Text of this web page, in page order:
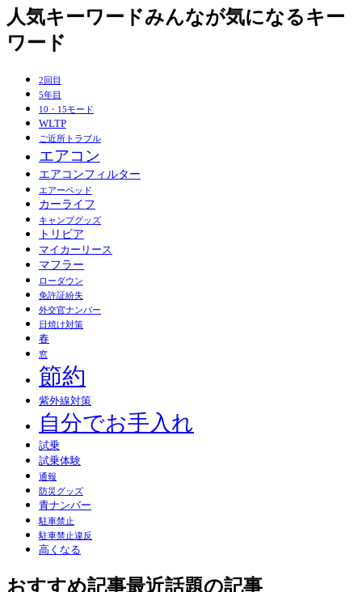
人気キーワードみんなが気になるキー
ワード
2回目
5年目
10・15モード
WLTP
ご近所トラブル
エアコン
エアコンフィルター
エアーベッド
カーライフ
キャンプグッズ
トリビア
マイカーリース
マフラー
ローダウン
免許証紛失
外交官ナンバー
日焼け対策
春
窓
節約
紫外線対策
自分でお手入れ
試乗
試乗体験
通報
防災グッズ
青ナンバー
駐車禁止
駐車禁止違反
高くなる
おすすめ記事最近話題の記事